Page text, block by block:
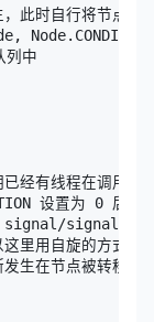
此时自行将节点转
列中
经有线程在调用
设置为 0 后，
signalAll
里用自旋的方式
生在节点被转移到